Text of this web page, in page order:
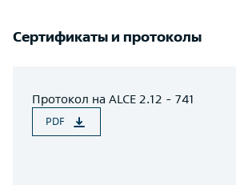
Сертификаты и протоколы
Протокол на ALCE 2.12 - 741
PDF